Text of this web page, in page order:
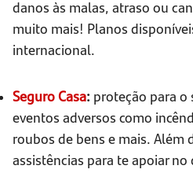
danos às malas, atraso ou
muito mais! Planos
internacional.
Seguro Casa: proteção para o
eventos adversos como
roubos de bens e mais. Além
assistências para te apoiar no